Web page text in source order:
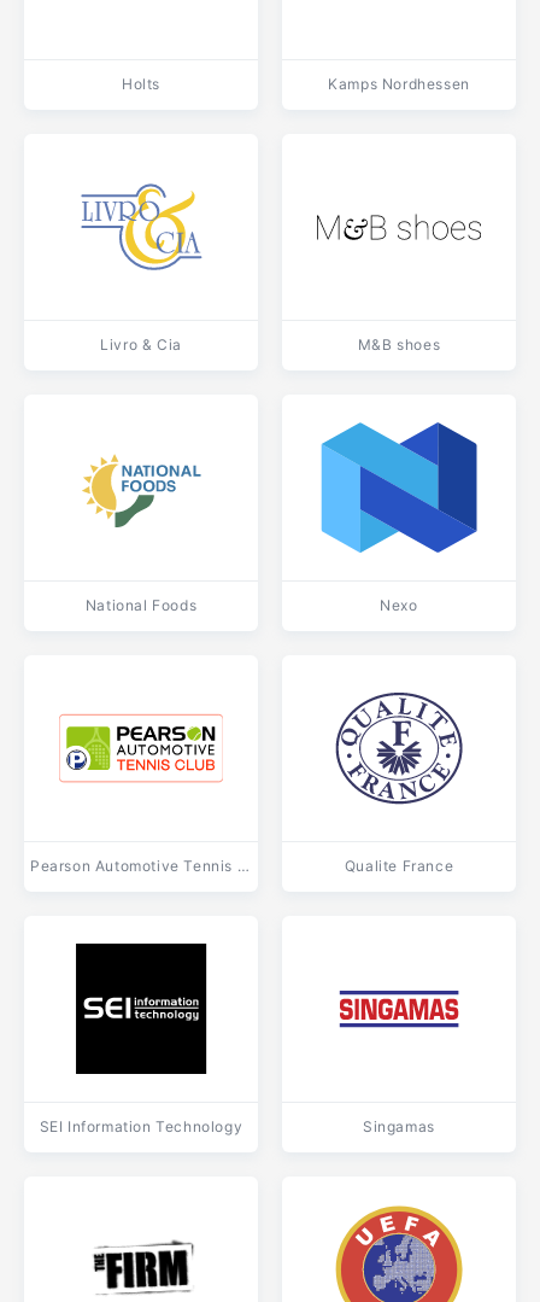
Holts Kamps Nordhessen
Livro & Cia M&B shoes
National Foods Nexo
Pearson Automotive Tennis Club Qualite France
SEI Information Technology Singamas